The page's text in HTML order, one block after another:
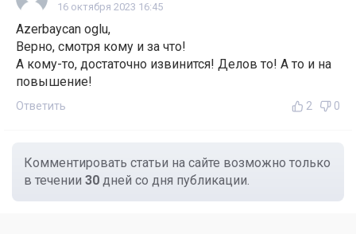
16 октября 2023 16:45
Azerbaycan oglu,
Верно, смотря кому и за что!
А кому-то, достаточно извинится! Делов то! А то и на
повышение!
Ответить 2 0
Комментировать статьи на сайте возможно только
в течении 30 дней со дня публикации.